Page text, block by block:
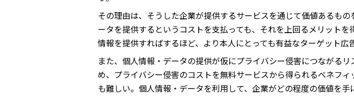
その理由は、そうした企業が提供するサービスを通じて価値あるも
ータを提供するというコストを支払っても、それを上回るメリット
情報を提供すればするほど、より本人にとっても有益なターゲット広
また、個人情報・データの提供が仮にプライバシー侵害につながる
め、プライバシー侵害のコストを無料サービスから得られるベネフ
も難しい。個人情報・データを利用して、企業がどの程度の価値を